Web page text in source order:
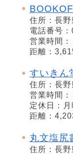
住所：長
電話番号
営業時間
距離：
すいきん
住所：長
営業時間
定休日：月
距離：
丸文塩尻
住所：長